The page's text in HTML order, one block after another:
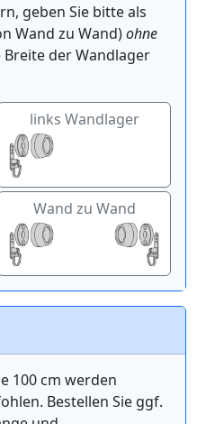
geben Sie bitte als
Wand zu Wand)ohne
der Wandlager
links Wandlager
Wand zu Wand
werden
Bestellen Sie ggf.